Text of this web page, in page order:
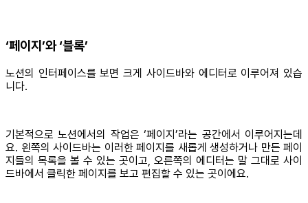
‘페이지’와 ‘블록’
노션의 인터페이스를 보면 크게 사이드바와 에디터로 이루어져 있습
니다.
기본적으로 노션에서의 작업은 ‘페이지’라는 공간에서 이루어지는데
요. 왼쪽의 사이드바는 이러한 페이지를 새롭게 생성하거나 만든 페이
지들의 목록을 볼 수 있는 곳이고, 오른쪽의 에디터는 말 그대로 사이
드바에서 클릭한 페이지를 보고 편집할 수 있는 곳이에요.